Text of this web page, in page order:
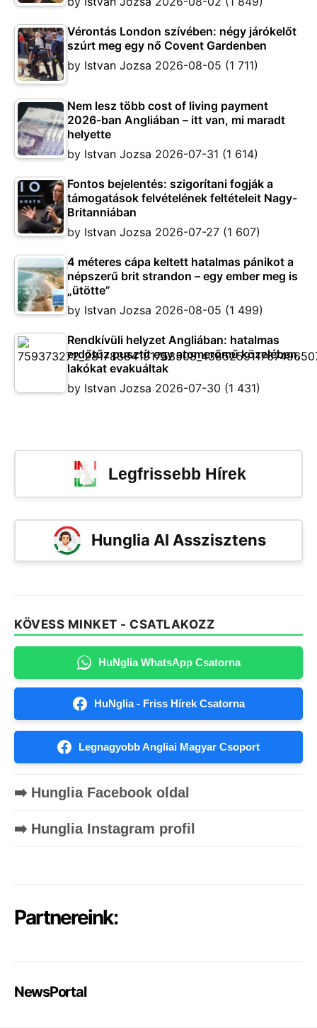
Vérontás London szívében: négy járókelőt
szúrt meg egy nő Covent Gardenben
by Istvan Jozsa 2026-08-05 (1 711)
Nem lesz több cost of living payment
2026-ban Angliában – itt van, mi maradt
helyette
by Istvan Jozsa 2026-07-31 (1 614)
Fontos bejelentés: szigorítani fogják a
támogatások felvételének feltételeit Nagy-
Britanniában
by Istvan Jozsa 2026-07-27 (1 607)
4 méteres cápa keltett hatalmas pánikot a
népszerű brit strandon – egy ember meg is
„ütötte”
by Istvan Jozsa 2026-08-05 (1 499)
Rendkívüli helyzet Angliában: hatalmas
erdőtűz pusztít egy atomerőmű közelében,
lakókat evakuáltak
by Istvan Jozsa 2026-07-30 (1 431)
Legfrissebb Hírek
Hunglia AI Asszisztens
KÖVESS MINKET - CSATLAKOZZ
HuNglia WhatsApp Csatorna
HuNglia - Friss Hírek Csatorna
Legnagyobb Angliai Magyar Csoport
➡️ Hunglia Facebook oldal
➡️ Hunglia Instagram profil
Partnereink:
NewsPortal